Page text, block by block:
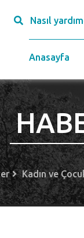
Nasıl
Anasayfa
Kadın ve